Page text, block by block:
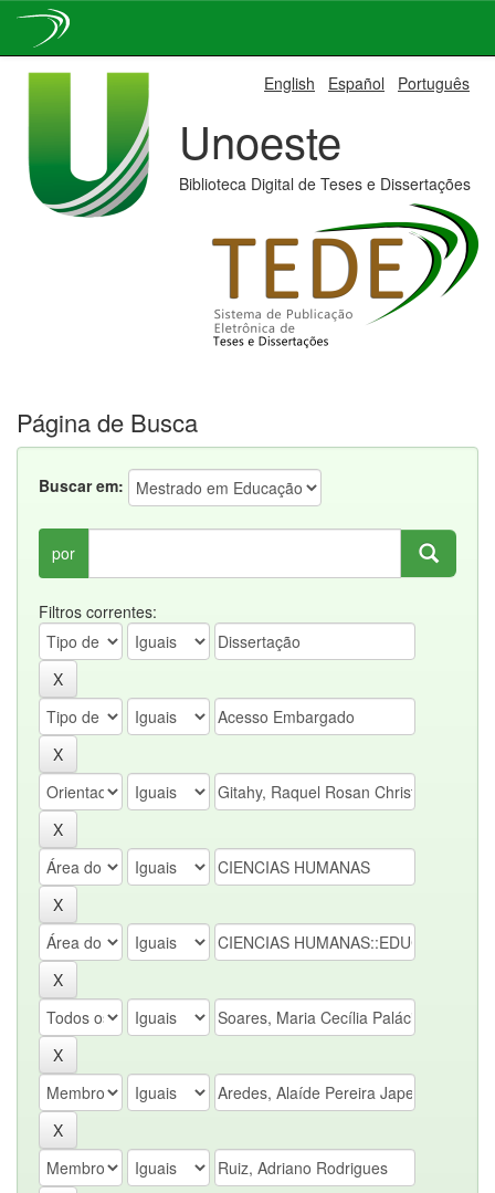
English Español Português
Unoeste
Biblioteca Digital de Teses e Dissertações
Página de Busca
Buscar em:
por
Filtros correntes: